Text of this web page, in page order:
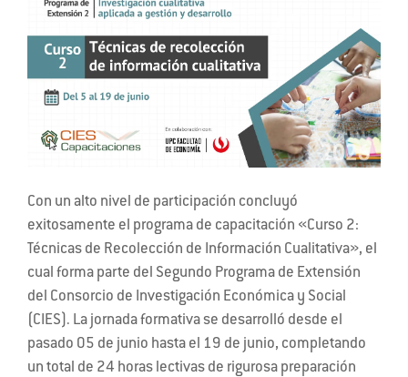
Con un alto nivel de participación concluyó
exitosamente el programa de capacitación «Curso 2:
Técnicas de Recolección de Información Cualitativa», el
cual forma parte del Segundo Programa de Extensión
del Consorcio de Investigación Económica y Social
(CIES). La jornada formativa se desarrolló desde el
pasado 05 de junio hasta el 19 de junio, completando
un total de 24 horas lectivas de rigurosa preparación